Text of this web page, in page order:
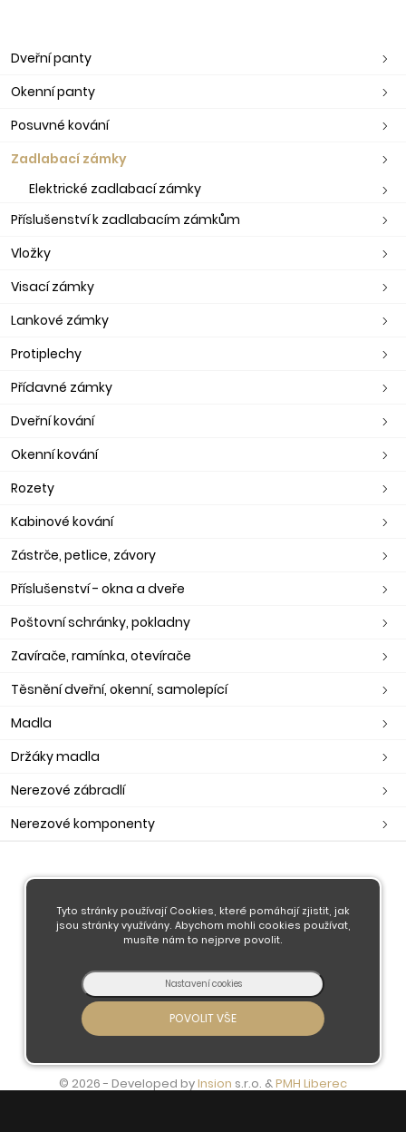
Dveřní panty
Okenní panty
Posuvné kování
Zadlabací zámky
Elektrické zadlabací zámky
Příslušenství k zadlabacím zámkům
Vložky
Visací zámky
Lankové zámky
Protiplechy
Přídavné zámky
Dveřní kování
Okenní kování
Rozety
Kabinové kování
Zástrče, petlice, závory
Příslušenství - okna a dveře
Poštovní schránky, pokladny
Zavírače, ramínka, otevírače
Těsnění dveřní, okenní, samolepící
Madla
Držáky madla
Nerezové zábradlí
Nerezové komponenty
Obchodní podmínky
Doprava a platba
Kontaktujte nás
© 2026 - Developed byInsion s.r.o. &PMH Liberec
Tyto stránky používají Cookies, které pomáhají zjistit, jak
jsou stránky využívány. Abychom mohli cookies používat,
musíte nám to nejprve povolit.